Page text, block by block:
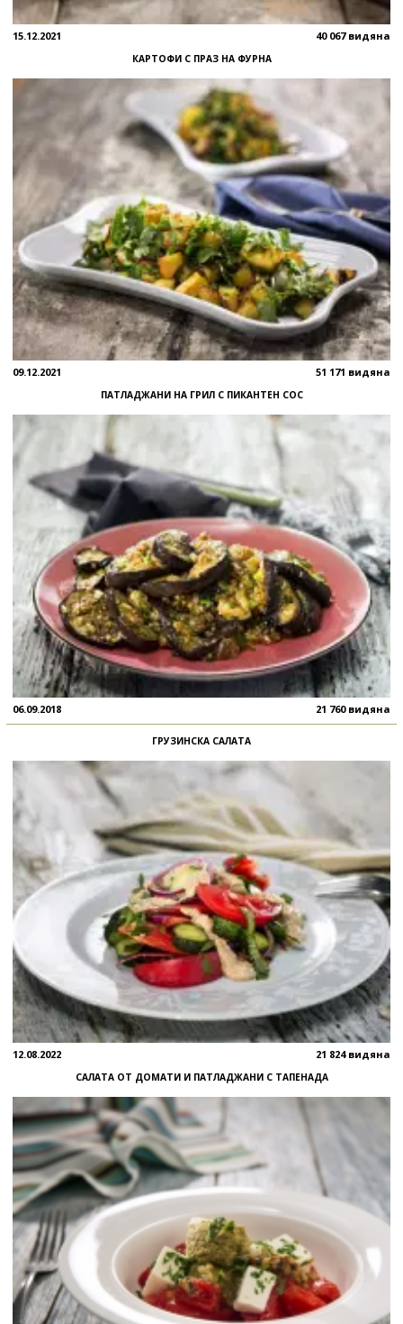
15.12.2021 40 067 видяна
КАРТОФИ С ПРАЗ НА ФУРНА
09.12.2021 51 171 видяна
ПАТЛАДЖАНИ НА ГРИЛ С ПИКАНТЕН СОС
06.09.2018 21 760 видяна
ГРУЗИНСКА САЛАТА
12.08.2022 21 824 видяна
САЛАТА ОТ ДОМАТИ И ПАТЛАДЖАНИ С ТАПЕНАДА